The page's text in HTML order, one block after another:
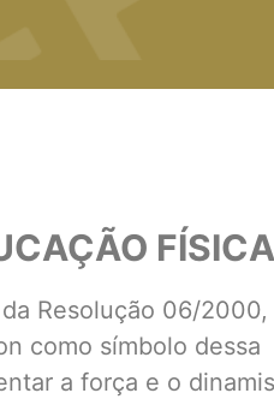
FÍSICA
Resolução 06/2000,
como símbolo dessa
a força e o